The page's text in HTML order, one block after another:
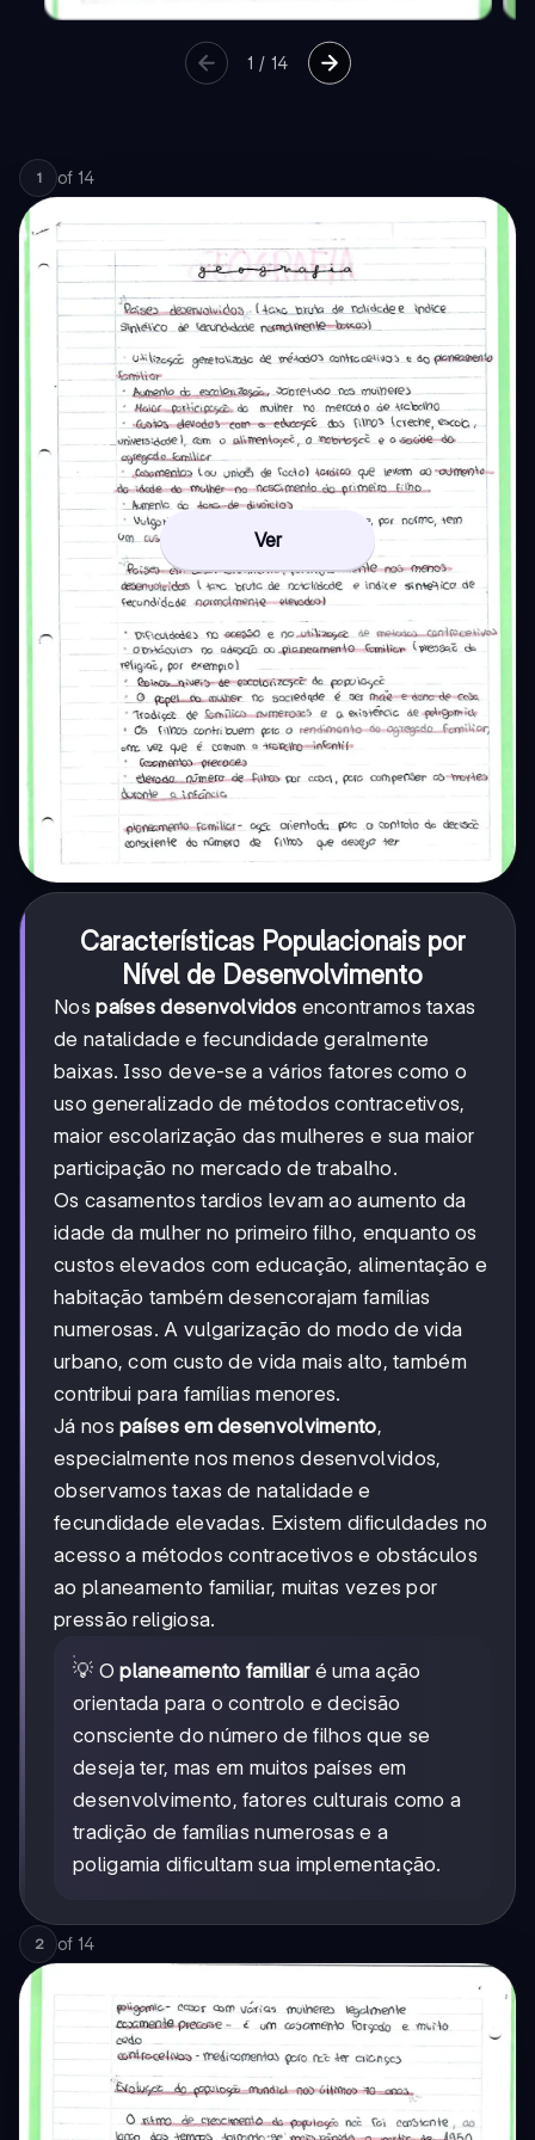
1 / 14
1 of 14
Ver
Características Populacionais por
Nível de Desenvolvimento
Nospaíses desenvolvidos encontramos taxas
de natalidade e fecundidade geralmente
baixas. Isso deve-se a vários fatores como o
uso generalizado de métodos contracetivos,
maior escolarização das mulheres e sua maior
participação no mercado de trabalho.
Os casamentos tardios levam ao aumento da
idade da mulher no primeiro filho, enquanto os
custos elevados com educação, alimentação e
habitação também desencorajam famílias
numerosas. A vulgarização do modo de vida
urbano, com custo de vida mais alto, também
contribui para famílias menores.
Já nospaíses em desenvolvimento,
especialmente nos menos desenvolvidos,
observamos taxas de natalidade e
fecundidade elevadas. Existem dificuldades no
acesso a métodos contracetivos e obstáculos
ao planeamento familiar, muitas vezes por
pressão religiosa.
💡 Oplaneamento familiaré uma ação
orientada para o controlo e decisão
consciente do número de filhos que se
deseja ter, mas em muitos países em
desenvolvimento, fatores culturais como a
tradição de famílias numerosas e a
poligamia dificultam sua implementação.
2 of 14